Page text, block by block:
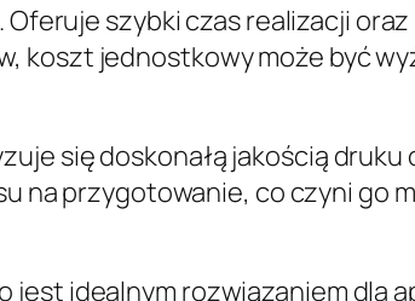
szybki czas realizacji oraz
koszt jednostkowy może być
się doskonałą jakością druku
na przygotowanie, co czyni go
idealnym rozwiązaniem dla